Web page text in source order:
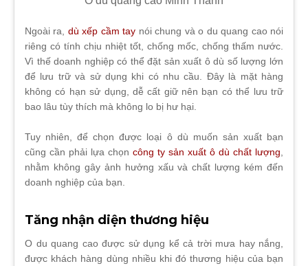
Ngoài ra, dù xếp cầm tay nói chung và o du quang cao nói
riêng có tính chịu nhiệt tốt, chống mốc, chống thấm nước.
Vì thế doanh nghiệp có thể đặt sản xuất ô dù số lượng lớn
để lưu trữ và sử dụng khi có nhu cầu. Đây là mặt hàng
không có hạn sử dụng, dễ cất giữ nên bạn có thể lưu trữ
bao lâu tùy thích mà không lo bị hư hại.
Tuy nhiên, để chọn được loại ô dù muốn sản xuất bạn
cũng cần phải lựa chọn công ty sản xuất ô dù chất lượng,
nhằm không gây ảnh hưởng xấu và chất lượng kém đến
doanh nghiệp của bạn.
Tăng nhận diện thương hiệu
O du quang cao được sử dụng kể cả trời mưa hay nắng,
được khách hàng dùng nhiều khi đó thương hiệu của bạn